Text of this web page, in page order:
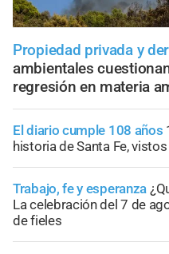
Propiedad privada y
ambientales
regresión en materia
El diario cumple 108 años
historia de Santa Fe,
Trabajo, fe y esperanza
La celebración del 7 de
de fieles